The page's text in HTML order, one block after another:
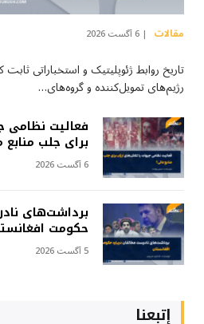
مقالات 6 آگست 2026
تاریخ روابط ژئوپلیتیک و استخباراتی
رژیم‌های تمویل‌کننده و گروه‌های…
فعالیت نظامی
برای جلب منابع
6 آگست 2026
برداشت‌های
حکومت
5 آگست 2026
إتبعنا